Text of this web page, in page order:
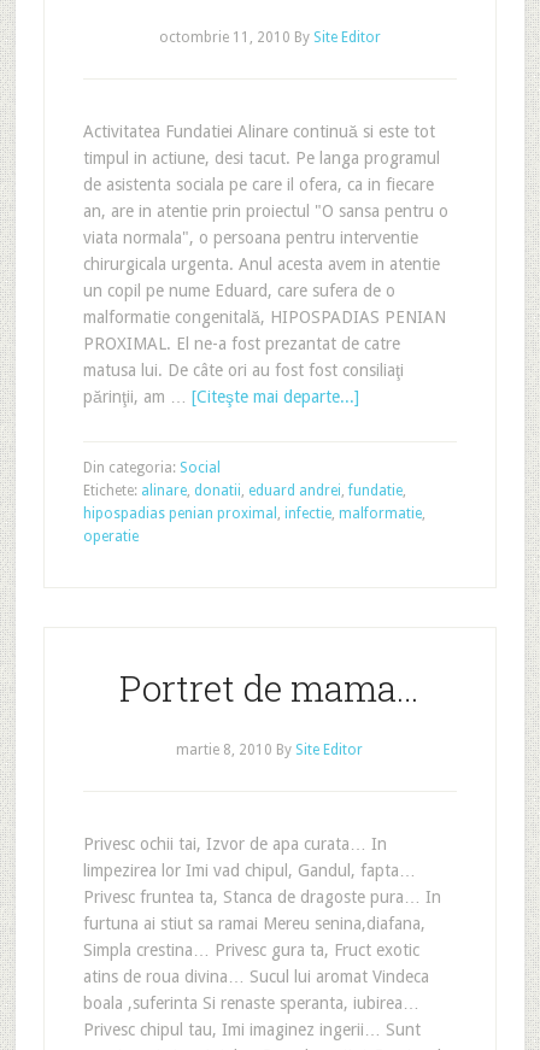
octombrie 11, 2010 By Site Editor
Activitatea Fundatiei Alinare continuă si este tot
timpul in actiune, desi tacut. Pe langa programul
de asistenta sociala pe care il ofera, ca in fiecare
an, are in atentie prin proiectul "O sansa pentru o
viata normala", o persoana pentru interventie
chirurgicala urgenta. Anul acesta avem in atentie
un copil pe nume Eduard, care sufera de o
malformatie congenitală, HIPOSPADIAS PENIAN
PROXIMAL. El ne-a fost prezantat de catre
matusa lui. De câte ori au fost fost consiliaţi
părinţii, am … [Citeşte mai departe...]
Din categoria: Social
Etichete: alinare, donatii, eduard andrei,fundatie,
hipospadias penian proximal , infectie, malformatie,
operatie
Portret de mama…
martie 8, 2010 By Site Editor
Privesc ochii tai, Izvor de apa curata… In
limpezirea lor Imi vad chipul, Gandul, fapta…
Privesc fruntea ta, Stanca de dragoste pura… In
furtuna ai stiut sa ramai Mereu senina,diafana,
Simpla crestina… Privesc gura ta, Fruct exotic
atins de roua divina… Sucul lui aromat Vindeca
boala ,suferinta Si renaste speranta, iubirea…
Privesc chipul tau, Imi imaginez ingerii… Sunt